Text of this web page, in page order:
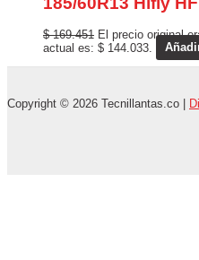
$169.451 El precio original
actual es: $ 144.033.
Copyright © 2026 Tecnillantas.co |